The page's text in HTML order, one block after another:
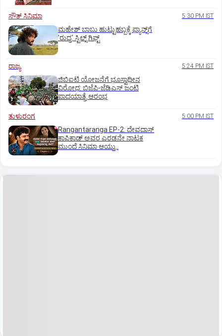
ಸೌತ್‌ ಸಿನಿಮಾ 5:30 PM IST
ಮಹೇಶ್‌ ಬಾಬು ಹುಟ್ಟುಹಬ್ಬಕ್ಕೆ ಫ್ಯಾನ್ಸ್‌ಗೆ
ʼರುದ್ರʼ ಸ್ಟಿಲ್ಸ್‌ ಗಿಫ್ಟ್
ರಾಜ್ಯ 5:24 PM IST
ಜಿಬಿಐಟಿ ಯೋಜನೆಗೆ ಭೂಸ್ವಾಧೀನ
ವಿರೋಧ: ಬಿಜೆಪಿ-ಜೆಡಿಎಸ್‌ ಜಂಟಿ
ಪಾದಯಾತ್ರೆ ಆರಂಭ
ತುಳುರಂಗ 5:00 PM IST
Rangantaranga EP-2: ದೇವದಾಸ್
ಕಾಪಿಕಾಡ್‌ ಅವರ ಎರಡನೇ ನಾಟಕ
ಮುಂದೆ ಸಿನಿಮಾ ಆಯ್ತು..